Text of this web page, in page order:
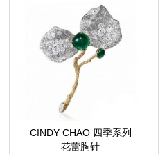
CINDY CHAO 四季系列
花蕾胸针